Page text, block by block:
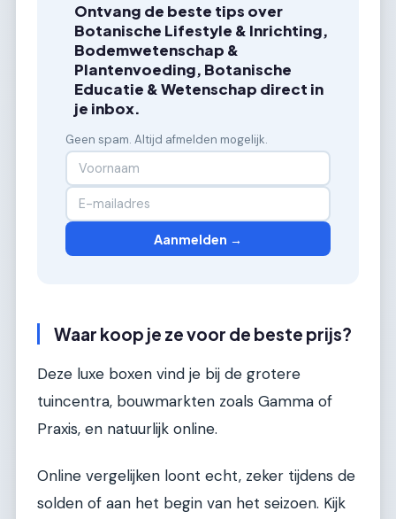
Ontvang de beste tips over
Botanische Lifestyle & Inrichting,
Bodemwetenschap &
Plantenvoeding, Botanische
Educatie & Wetenschap direct in
je inbox.
Geen spam. Altijd afmelden mogelijk.
Aanmelden →
Waar koop je ze voor de beste prijs?
Deze luxe boxen vind je bij de grotere
tuincentra, bouwmarkten zoals Gamma of
Praxis, en natuurlijk online.
Online vergelijken loont echt, zeker tijdens de
solden of aan het begin van het seizoen. Kijk